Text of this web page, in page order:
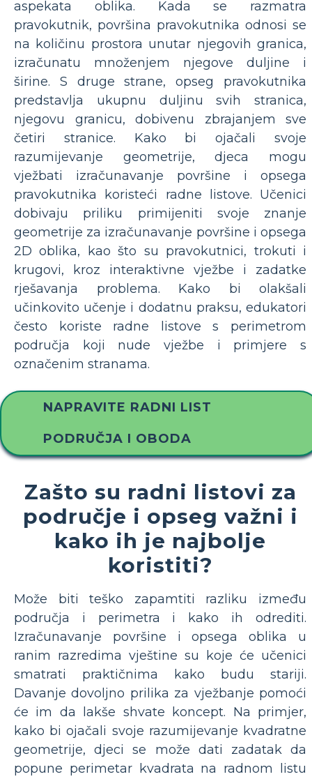
aspekata oblika. Kada se razmatra
pravokutnik, površina pravokutnika odnosi se
na količinu prostora unutar njegovih granica,
izračunatu množenjem njegove duljine i
širine. S druge strane, opseg pravokutnika
predstavlja ukupnu duljinu svih stranica,
njegovu granicu, dobivenu zbrajanjem sve
četiri stranice. Kako bi ojačali svoje
razumijevanje geometrije, djeca mogu
vježbati izračunavanje površine i opsega
pravokutnika koristeći radne listove. Učenici
dobivaju priliku primijeniti svoje znanje
geometrije za izračunavanje površine i opsega
2D oblika, kao što su pravokutnici, trokuti i
krugovi, kroz interaktivne vježbe i zadatke
rješavanja problema. Kako bi olakšali
učinkovito učenje i dodatnu praksu, edukatori
često koriste radne listove s perimetrom
područja koji nude vježbe i primjere s
označenim stranama.
NAPRAVITE RADNI LIST
PODRUČJA I OBODA
Zašto su radni listovi za
područje i opseg važni i
kako ih je najbolje
koristiti?
Može biti teško zapamtiti razliku između
područja i perimetra i kako ih odrediti.
Izračunavanje površine i opsega oblika u
ranim razredima vještine su koje će učenici
smatrati praktičnima kako budu stariji.
Davanje dovoljno prilika za vježbanje pomoći
će im da lakše shvate koncept. Na primjer,
kako bi ojačali svoje razumijevanje kvadratne
geometrije, djeci se može dati zadatak da
popune perimetar kvadrata na radnom listu